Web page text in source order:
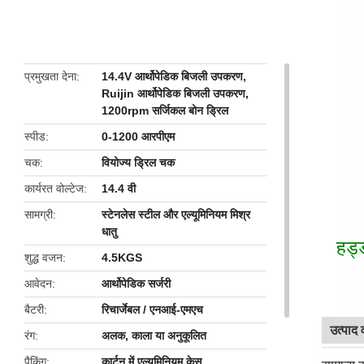
प्रमुखता देना 14.4V आर्थोपेडिक बिजली उपकरण,
Ruijin आर्थोपेडिक बिजली उपकरण,
1200rpm सर्जिकल बोन ड्रिल
स्पीड
0-1200 आरपीएम
चक
वियोज्य ड्रिल चक
कार्यरत वोल्टेज
14.4 वी
सामग्री
स्टेनलेस स्टील और एल्यूमिनियम मिश्र
धातु
शुद्ध वजन
4.5KGS
आवेदन
आर्थोपेडिक सर्जरी
बैटरी
रिचार्जेबल / एनआई-एमएच
रंग
अलक, काला या अनुकूलित
उत्पाद